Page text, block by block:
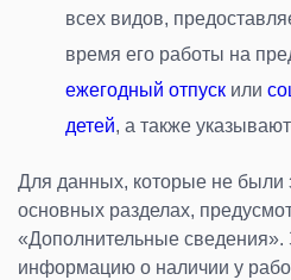
всех видов,
время его работы на
ежегодный отпуск или
детей, а также
Для данных, которые не были
основных разделах,
«Дополнительные
информацию о наличии у